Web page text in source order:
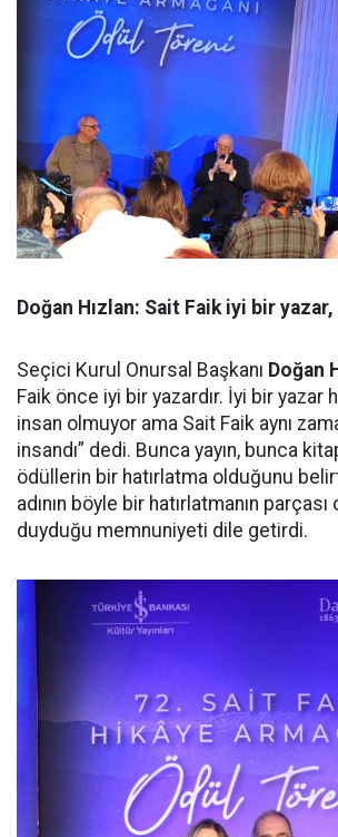
Doğan Hızlan: Sait Faik iyi bir
Seçici Kurul Onursal Başkanı Doğan
Faik önce iyi bir yazardır. İyi bir yazar
insan olmuyor ama Sait Faik aynı
insandı” dedi. Bunca yayın, bunca
ödüllerin bir hatırlatma olduğunu
adının böyle bir hatırlatmanın parçası
duyduğu memnuniyeti dile getirdi.